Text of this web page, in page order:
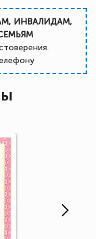
ИНВАЛИДАМ,